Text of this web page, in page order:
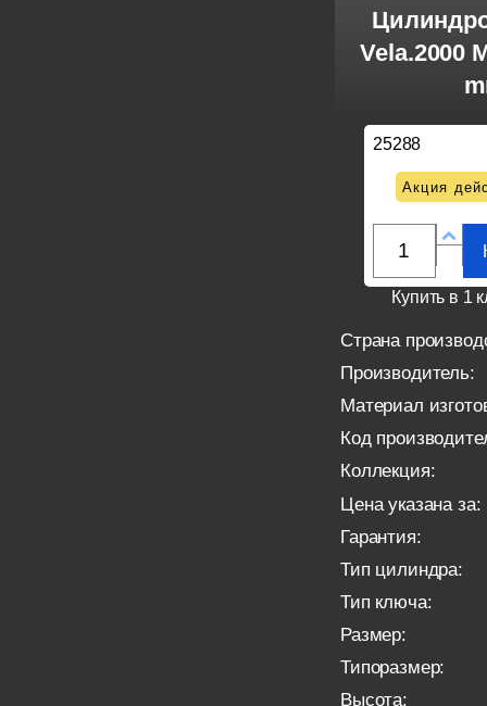
Vela.2000
25288
Акция
Купить в 1
Страна
Производитель:
Материал
Код
Коллекция:
Цена указана за:
Гарантия:
Тип цилиндра:
Тип ключа:
Размер:
Типоразмер:
Высота: